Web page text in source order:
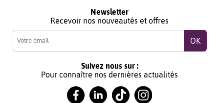
Newsletter
Recevoir nos nouveautés et offres
Suivez nous sur :
Pour connaître nos dernières actualités